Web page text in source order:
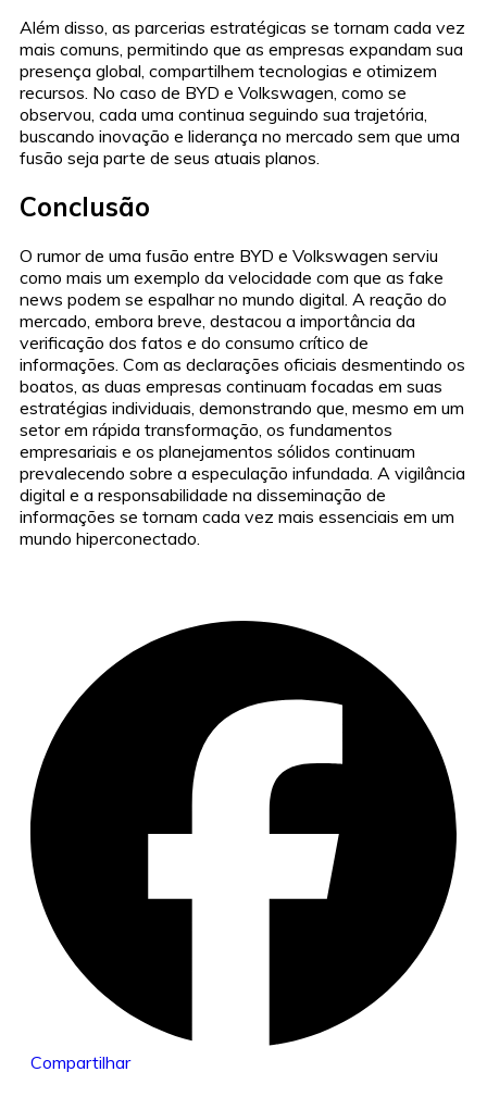
Além disso, as parcerias estratégicas se tornam cada vez
mais comuns, permitindo que as empresas expandam sua
presença global, compartilhem tecnologias e otimizem
recursos. No caso de BYD e Volkswagen, como se
observou, cada uma continua seguindo sua trajetória,
buscando inovação e liderança no mercado sem que uma
fusão seja parte de seus atuais planos.
Conclusão
O rumor de uma fusão entre BYD e Volkswagen serviu
como mais um exemplo da velocidade com que as fake
news podem se espalhar no mundo digital. A reação do
mercado, embora breve, destacou a importância da
verificação dos fatos e do consumo crítico de
informações. Com as declarações oficiais desmentindo os
boatos, as duas empresas continuam focadas em suas
estratégias individuais, demonstrando que, mesmo em um
setor em rápida transformação, os fundamentos
empresariais e os planejamentos sólidos continuam
prevalecendo sobre a especulação infundada. A vigilância
digital e a responsabilidade na disseminação de
informações se tornam cada vez mais essenciais em um
mundo hiperconectado.
Compartilhar